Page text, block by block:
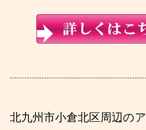
北九州市小倉北区周辺の